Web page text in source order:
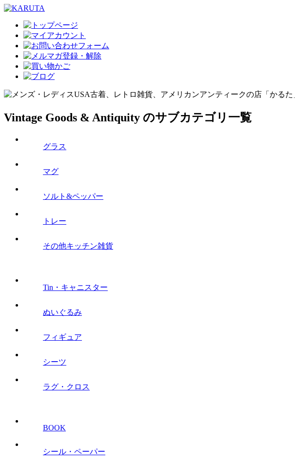
Vintage Goods & Antiquity のサブカテゴリ一覧
グラス
マグ
ソルト&ペッパー
トレー
その他キッチン雑貨
Tin・キャニスター
ぬいぐるみ
フィギュア
シーツ
ラグ・クロス
BOOK
シール・ペーパー